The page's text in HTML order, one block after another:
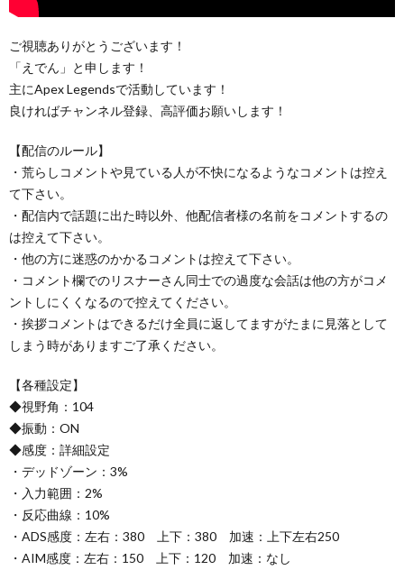
ご視聴ありがとうございます！
「えでん」と申します！
主にApex Legendsで活動しています！
良ければチャンネル登録、高評価お願いします！
【配信のルール】
・荒らしコメントや見ている人が不快になるようなコメントは控え
て下さい。
・配信内で話題に出た時以外、他配信者様の名前をコメントするの
は控えて下さい。
・他の方に迷惑のかかるコメントは控えて下さい。
・コメント欄でのリスナーさん同士での過度な会話は他の方がコメ
ントしにくくなるので控えてください。
・挨拶コメントはできるだけ全員に返してますがたまに見落として
しまう時がありますご了承ください。
【各種設定】
◆視野角：104
◆振動：ON
◆感度：詳細設定
・デッドゾーン：3%
・入力範囲：2%
・反応曲線：10%
・ADS感度：左右：380 上下：380 加速：上下左右250
・AIM感度：左右：150 上下：120 加速：なし